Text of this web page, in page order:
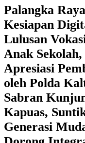
Palangka
Kesiapan
Lulusan
Anak
Apresiasi
oleh Polda
Sabran
Kapuas,
Generasi